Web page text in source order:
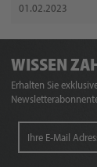
01.02.2023
WISSEN
Erhalten Sie